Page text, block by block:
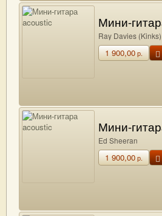
Мини-
Ray Davies (Kinks)
1 900,00р.
Мини-
Ed Sheeran
1 900,00р.